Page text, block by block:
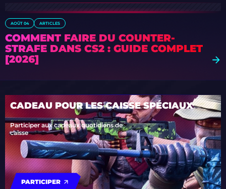
AOÛT 04 ARTICLES
COMMENT FAIRE DU COUNTER-
STRAFE DANS CS2 : GUIDE COMPLET
[2026]
CADEAU POUR LES CAISSE SPÉCIAUX
Participer aux cadeaux quotidiens de
caisse
PARTICIPER